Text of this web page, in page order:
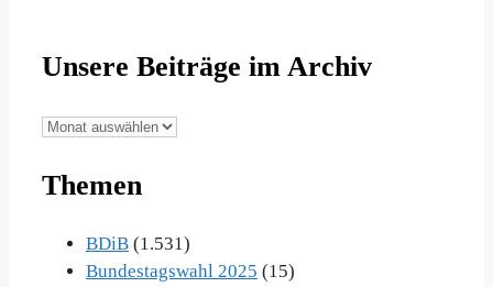
Unsere Beiträge im Archiv
Unsere
im
Themen
BDiB (1.531)
Bundestagswahl 2025 (15)